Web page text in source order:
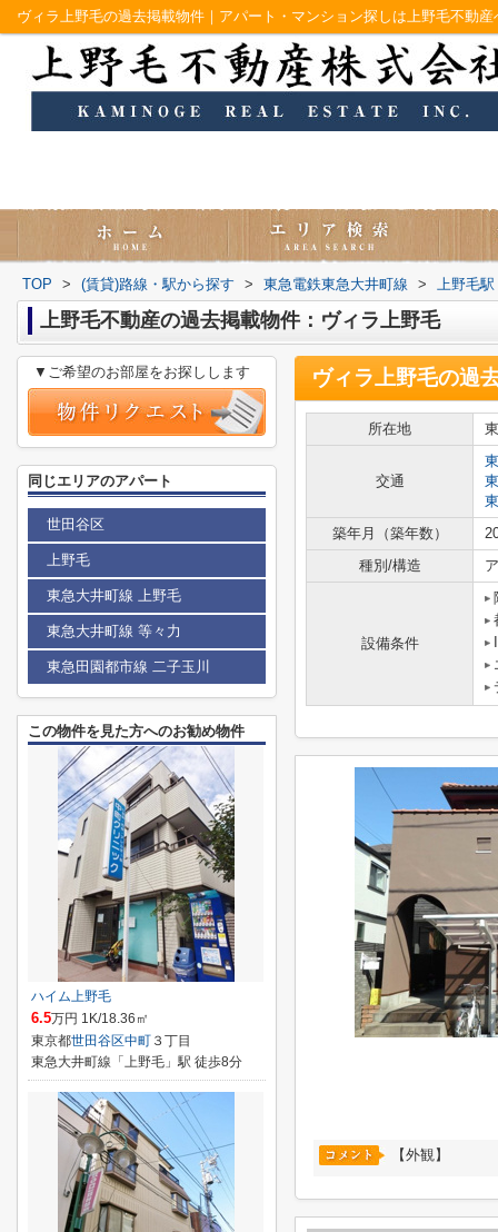
ヴィラ上野毛の過去掲載物件｜アパート・マンション探しは上野毛不動産
TOP > (賃貸)路線・駅から探す > 東急電鉄東急大井町線 > 上野毛駅
上野毛不動産の過去掲載物件：ヴィラ上野毛
ヴィラ上野毛の過
所在地
交通
築年月（築年数）
種別/構造
設備条件
【外観】
▼ご希望のお部屋をお探しします
同じエリアのアパート
世田谷区
上野毛
東急大井町線 上野毛
東急大井町線 等々力
東急田園都市線 二子玉川
この物件を見た方へのお勧め物件
ハイム上野毛
6.5万円 1K/18.36㎡
東京都世田谷区中町 ３丁目
東急大井町線「上野毛」駅 徒歩8分